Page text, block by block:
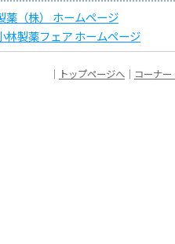
薬（株） ホームページ
林製薬フェア ホームページ
｜ トップページへ ｜ コーナ